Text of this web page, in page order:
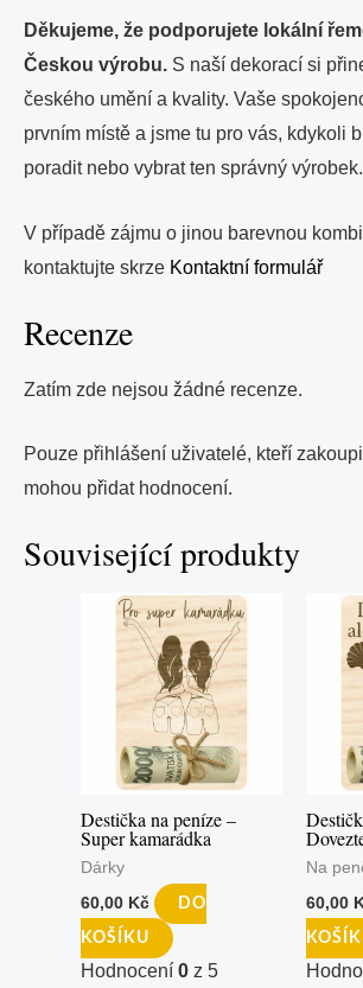
Děkujeme, že podporujete lokální
Českou výrobu. S naší dekorací si
českého umění a kvality. Vaše
prvním místě a jsme tu pro vás, kdykoli
poradit nebo vybrat ten správný výrobek.
V případě zájmu o jinou barevnou
kontaktujte skrze Kontaktní formulář
Recenze
Zatím zde nejsou žádné recenze.
Pouze přihlášení uživatelé, kteří
mohou přidat hodnocení.
Související produkty
Destička na peníze –
Super kamarádka
Dárky
60,00 Kč DO
KOŠÍKU
Hodnocení 0 z 5
Na
60,00